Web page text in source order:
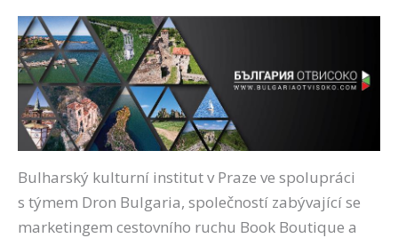
Navigace
pro
akce
Bulharský kulturní institut v Praze ve spolupráci
s týmem Dron Bulgaria, společností zabývající se
marketingem cestovního ruchu Book Boutique a